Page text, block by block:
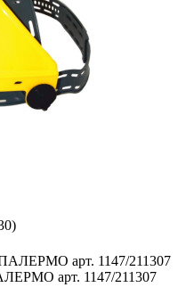
арт. 1147/211307